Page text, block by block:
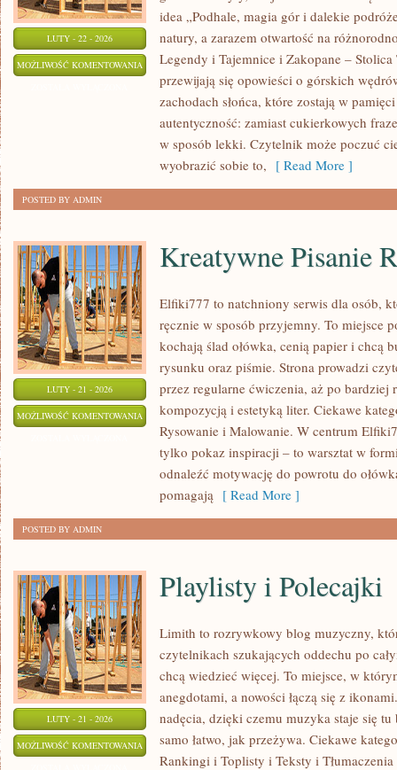
LUTY - 22 - 2026
MOŻLIWOŚĆ KOMENTOWANIA FOTOGRAFIA
GÓRSKA
idea „Podhale, magia gór i dalekie
natury, a zarazem otwartość na
Legendy i Tajemnice i Zakopane – Stolica
przewijają się opowieści o górskich
zachodach słońca, które zostają w
autentyczność: zamiast cukierkowych
w sposób lekki. Czytelnik może poczuć
wyobrazić sobie to, [ Read More ]
POSTED BY ADMIN
LUTY - 21 - 2026
MOŻLIWOŚĆ KOMENTOWANIA KREATYWNE
PISANIE
RĘCZNE
Kreatywne Pisanie
Elfiki777 to natchniony serwis dla osób,
ręcznie w sposób przyjemny. To miejsce
kochają ślad ołówka, cenią papier i chcą
rysunku oraz piśmie. Strona prowadzi
przez regularne ćwiczenia, aż po bardziej
kompozycją i estetyką liter. Ciekawe
Rysowanie i Malowanie. W centrum
tylko pokaz inspiracji – to warsztat w
odnaleźć motywację do powrotu do
pomagają [ Read More ]
POSTED BY ADMIN
LUTY - 21 - 2026
MOŻLIWOŚĆ KOMENTOWANIA PLAYLISTY
Playlisty i Polecajki
Limith to rozrywkowy blog muzyczny,
czytelnikach szukających oddechu po
chcą wiedzieć więcej. To miejsce, w
anegdotami, a nowości łączą się z
nadęcia, dzięki czemu muzyka staje się
samo łatwo, jak przeżywa. Ciekawe
Rankingi i Toplisty i Teksty i